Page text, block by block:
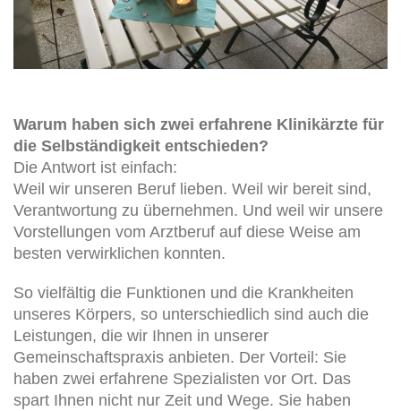
Warum haben sich zwei erfahrene Klinikärzte für
die Selbständigkeit entschieden?
Die Antwort ist einfach:
Weil wir unseren Beruf lieben. Weil wir bereit sind,
Verantwortung zu übernehmen. Und weil wir unsere
Vorstellungen vom Arztberuf auf diese Weise am
besten verwirklichen konnten.
So vielfältig die Funktionen und die Krankheiten
unseres Körpers, so unterschiedlich sind auch die
Leistungen, die wir Ihnen in unserer
Gemeinschaftspraxis anbieten. Der Vorteil: Sie
haben zwei erfahrene Spezialisten vor Ort. Das
spart Ihnen nicht nur Zeit und Wege. Sie haben